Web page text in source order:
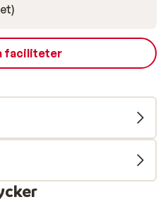
faciliteter